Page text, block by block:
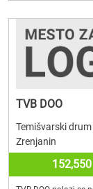
TVB DOO
Temišvarski drum
Zrenjanin